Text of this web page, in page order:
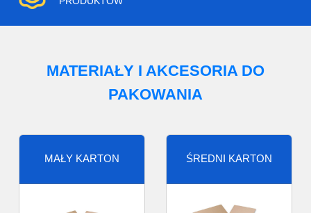
MATERIAŁY I AKCESORIA DO
PAKOWANIA
MAŁY KARTON ŚREDNI KARTON